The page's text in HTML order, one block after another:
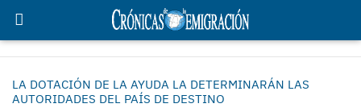
LA DOTACIÓN DE LA AYUDA LA DETERMINARÁN LAS
AUTORIDADES DEL PAÍS DE DESTINO